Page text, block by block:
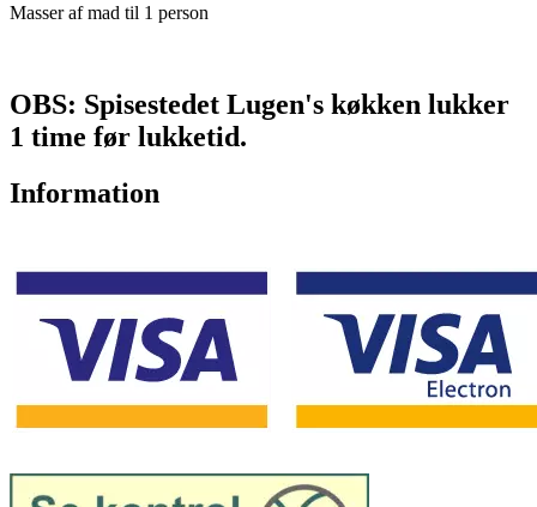
Masser af mad til 1 person
OBS: Spisestedet Lugen's køkken lukker
1 time før lukketid.
Information